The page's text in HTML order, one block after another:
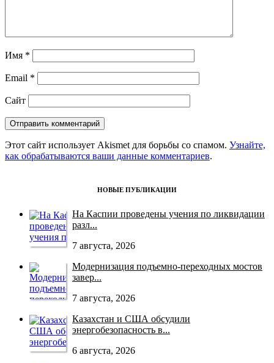
Имя *
Email *
Сайт
Этот сайт использует Akismet для борьбы со спамом. Узнайте,
как обрабатываются ваши данные комментариев.
НОВЫЕ ПУБЛИКАЦИИ
На Каспии проведены учения по ликвидации
разл...
7 августа, 2026
Модернизация подъемно-переходных мостов
завер...
7 августа, 2026
Казахстан и США обсудили
энергобезопасность в...
6 августа, 2026